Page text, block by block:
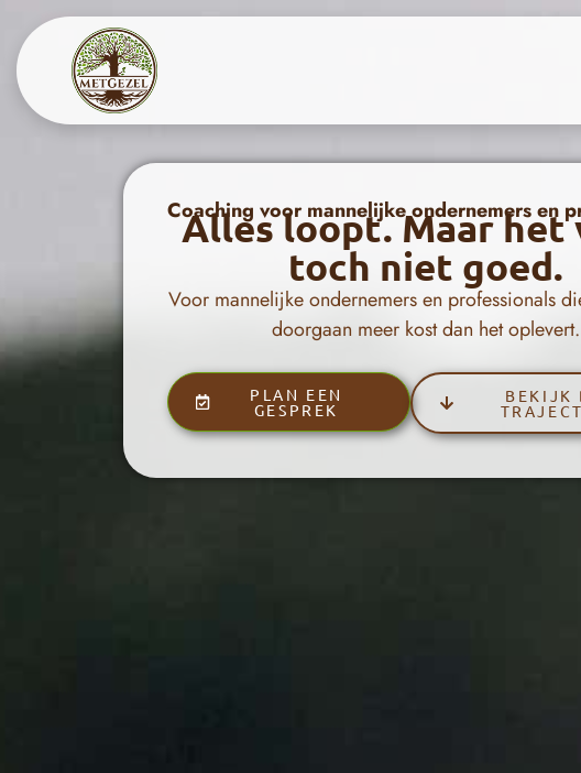
Coaching voor mannelijke ondernemers en
Alles loopt. Maar het
toch niet goed.
Voor mannelijke ondernemers en professionals
doorgaan meer kost dan het oplevert.
PLAN EEN
GESPREK
BEKIJK